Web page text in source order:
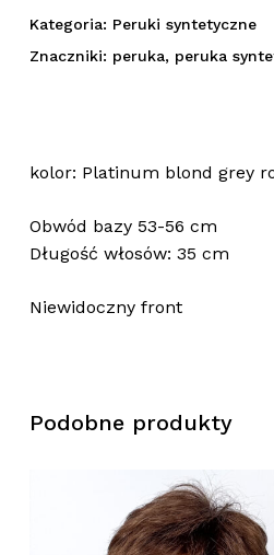
Wróć Do
Kategoria: Peruki syntetyczne
Znaczniki: peruka, peruka
kolor: Platinum blond grey
Obwód bazy 53-56 cm
Długość włosów: 35 cm
Niewidoczny front
Podobne produkty